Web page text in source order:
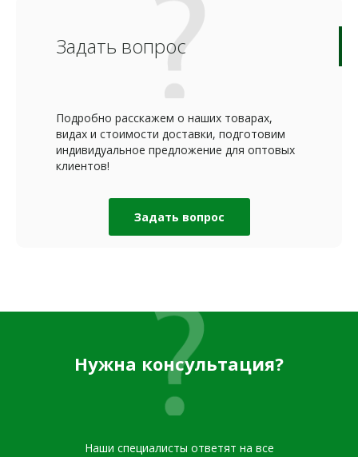
Задать вопрос
Подробно расскажем о наших товарах,
видах и стоимости доставки, подготовим
индивидуальное предложение для оптовых
клиентов!
Задать вопрос
Нужна консультация?
Наши специалисты ответят на все